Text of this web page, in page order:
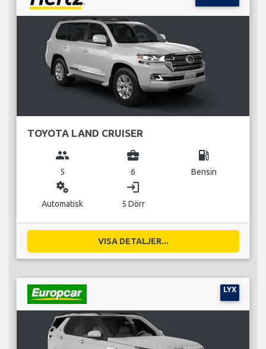
TOYOTA LAND CRUISER
group
5
business_center
6
local_gas_station
Bensin
miscellaneous_services
Automatisk
login
5 Dörr
VISA DETALJER...
LYX